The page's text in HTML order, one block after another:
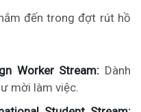
đến trong đợt rút hồ
Worker Stream: Dành
mời làm việc.